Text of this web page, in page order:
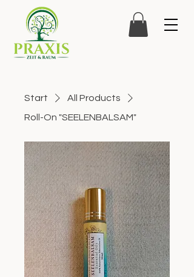
Start
All Products
Roll-On "SEELENBALSAM"